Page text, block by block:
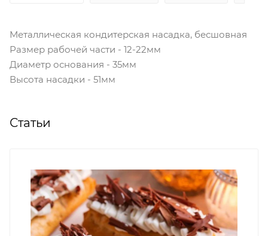
Металлическая кондитерская насадка, бесшовная
Размер рабочей части - 12-22мм
Диаметр основания - 35мм
Высота насадки - 51мм
Статьи